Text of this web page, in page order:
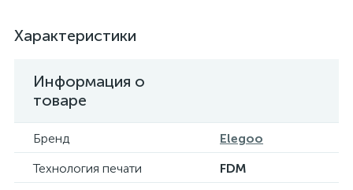
Характеристики
Информация о
товаре
Бренд
Elegoo
Технология печати
FDM